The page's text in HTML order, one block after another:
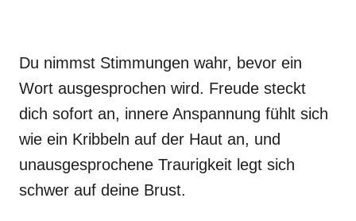
Du nimmst Stimmungen wahr, bevor ein
Wort ausgesprochen wird. Freude steckt
dich sofort an, innere Anspannung fühlt sich
wie ein Kribbeln auf der Haut an, und
unausgesprochene Traurigkeit legt sich
schwer auf deine Brust.